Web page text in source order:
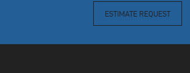
ESTIMATE REQUEST